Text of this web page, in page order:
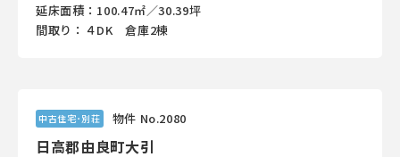
延床面積：100.47㎡／30.39坪
間取り：４DK 倉庫2棟
中古住宅･別荘 物件 No.2080
日高郡由良町大引